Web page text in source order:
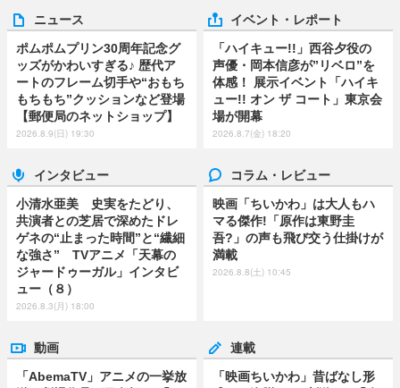
ニュース
ポムポムプリン30周年記念グ
ッズがかわいすぎる♪ 歴代ア
ートのフレーム切手や“おもち
もちもち”クッションなど登場
【郵便局のネットショップ】
2026.8.9(日) 19:30
イベント・レポート
「ハイキュー!!」西谷夕役の
声優・岡本信彦が”リベロ”を
体感！ 展示イベント「ハイキ
ュー!! オン ザ コート」東京会
場が開幕
2026.8.7(金) 18:20
インタビュー
小清水亜美 史実をたどり、
共演者との芝居で深めたドレ
ゲネの“止まった時間”と“繊細
な強さ” TVアニメ「天幕の
ジャードゥーガル」インタビ
ュー（８）
2026.8.3(月) 18:00
コラム・レビュー
映画「ちいかわ」は大人もハ
マる傑作!「原作は東野圭
吾?」の声も飛び交う仕掛けが
満載
2026.8.8(土) 10:45
動画
「AbemaTV」アニメの一挙放
連載
「映画ちいかわ」昔ばなし形